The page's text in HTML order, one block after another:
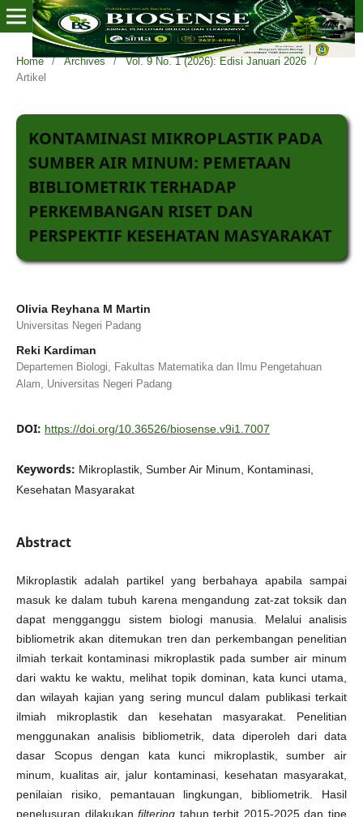
Home / Archives / Vol. 9 No. 1 (2026): Edisi Januari 2026
/
Artikel
KONTAMINASI MIKROPLASTIK PADA
SUMBER AIR MINUM: PEMETAAN
BIBLIOMETRIK TERHADAP
PERKEMBANGAN RISET DAN
PERSPEKTIF KESEHATAN MASYARAKAT
Olivia Reyhana M Martin
Universitas Negeri Padang
Reki Kardiman
Departemen Biologi, Fakultas Matematika dan Ilmu Pengetahuan
Alam, Universitas Negeri Padang
DOI: https://doi.org/10.36526/biosense.v9i1.7007
Keywords: Mikroplastik, Sumber Air Minum, Kontaminasi,
Kesehatan Masyarakat
Abstract
Mikroplastik adalah partikel yang berbahaya apabila sampai
masuk ke dalam tubuh karena mengandung zat-zat toksik dan
dapat mengganggu sistem biologi manusia. Melalui analisis
bibliometrik akan ditemukan tren dan perkembangan penelitian
ilmiah terkait kontaminasi mikroplastik pada sumber air minum
dari waktu ke waktu, melihat topik dominan, kata kunci utama,
dan wilayah kajian yang sering muncul dalam publikasi terkait
ilmiah mikroplastik dan kesehatan masyarakat. Penelitian
menggunakan analisis bibliometrik, data diperoleh dari data
dasar Scopus dengan kata kunci mikroplastik, sumber air
minum, kualitas air, jalur kontaminasi, kesehatan masyarakat,
penilaian risiko, pemantauan lingkungan, bibliometrik. Hasil
penelusuran dilakukanfiltering tahun terbit 2015-2025 dan tipe